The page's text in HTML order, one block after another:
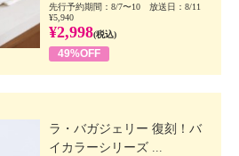
先行予約期間：8/7〜10 放送日：8/11
¥5,940
¥2,998(税込)
49%OFF
ラ・バガジェリー 復刻！バ
イカラーシリーズ ...